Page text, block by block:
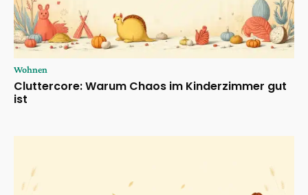
Wohnen
Cluttercore: Warum Chaos im Kinderzimmer gut
ist